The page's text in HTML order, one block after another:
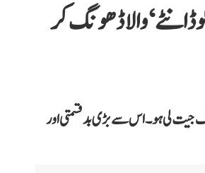
ڈانٹے‘ والا ڈھونگ کر
جیت لی ہو۔ اس سے بڑی بدقسمتی اور